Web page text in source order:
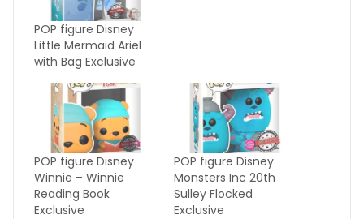
POP figure Disney
Little Mermaid Ariel
with Bag Exclusive
POP figure Disney
Winnie – Winnie
Reading Book
Exclusive
POP figure Disney
Monsters Inc 20th
Sulley Flocked
Exclusive